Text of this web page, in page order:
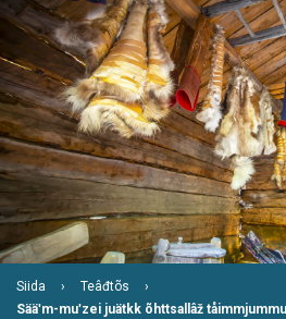
Siida
Teâđtõs
Sääʹm-muʹzei juätkk õhttsallâž